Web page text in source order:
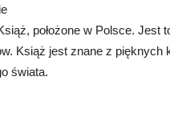
położone w Polsce. Jest
Książ jest znane z pięknych
świata.